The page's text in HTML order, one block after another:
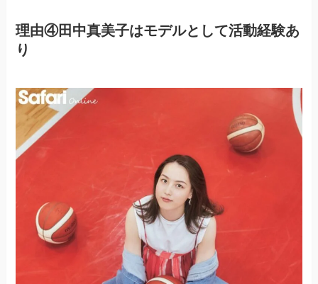
理由④田中真美子はモデルとして活動経験あ
り